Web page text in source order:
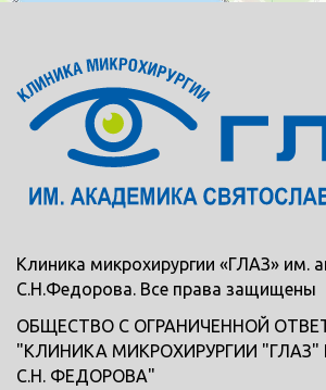
Клиника микрохирургии «ГЛАЗ» им.
С.Н.Федорова. Все права защищены
ОБЩЕСТВО С ОГРАНИЧЕННОЙ
"КЛИНИКА МИКРОХИРУРГИИ
С.Н. ФЕДОРОВА"